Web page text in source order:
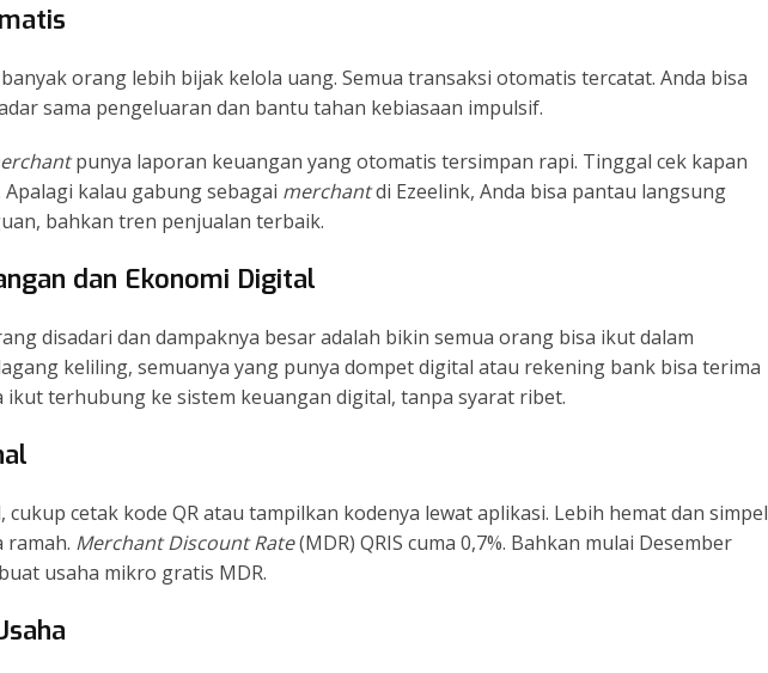
orang lebih bijak kelola uang. Semua transaksi otomatis tercatat. Anda bisa
sama pengeluaran dan bantu tahan kebiasaan impulsif.
punya laporan keuangan yang otomatis tersimpan rapi. Tinggal cek kapan
kalau gabung sebagai merchantdi Ezeelink, Anda bisa pantau langsung
bahkan tren penjualan terbaik.
dan Ekonomi Digital
disadari dan dampaknya besar adalah bikin semua orang bisa ikut dalam
keliling, semuanya yang punya dompet digital atau rekening bank bisa terima
ikut terhubung ke sistem keuangan digital, tanpa syarat ribet.
cukup cetak kode QR atau tampilkan kodenya lewat aplikasi. Lebih hemat dan simpel
ramah. Merchant Discount Rate(MDR) QRIS cuma 0,7%. Bahkan mulai Desember
usaha mikro gratis MDR.